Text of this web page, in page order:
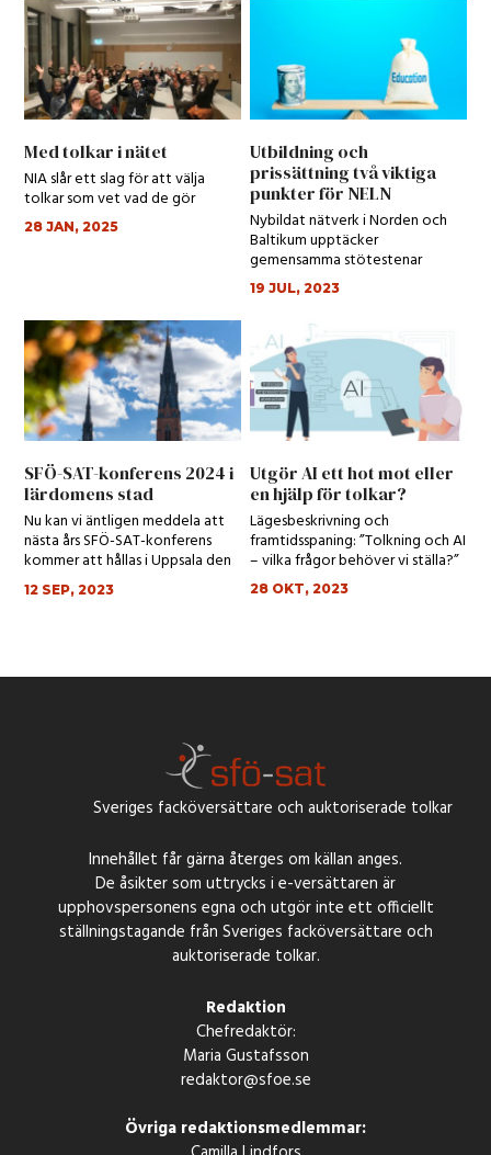
Med tolkar i nätet
NIA slår ett slag för att välja
tolkar som vet vad de gör
28 JAN, 2025
Utbildning och
prissättning två viktiga
punkter för NELN
Nybildat nätverk i Norden och
Baltikum upptäcker
gemensamma stötestenar
19 JUL, 2023
SFÖ-SAT-konferens 2024 i
lärdomens stad
Nu kan vi äntligen meddela att
nästa års SFÖ-SAT-konferens
kommer att hållas i Uppsala den
19–20 apri...
12 SEP, 2023
Utgör AI ett hot mot eller
en hjälp för tolkar?
Lägesbeskrivning och
framtidsspaning: ”Tolkning och AI
– vilka frågor behöver vi ställa?”
28 OKT, 2023
Sveriges facköversättare och auktoriserade tolkar
Innehållet får gärna återges om källan anges.
De åsikter som uttrycks i e-versättaren är
upphovspersonens egna och utgör inte ett officiellt
ställningstagande från Sveriges facköversättare och
auktoriserade tolkar.
Redaktion
Chefredaktör:
Maria Gustafsson
redaktor@sfoe.se
Övriga redaktionsmedlemmar: